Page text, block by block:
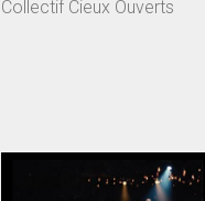
Collectif Cieux Ouverts